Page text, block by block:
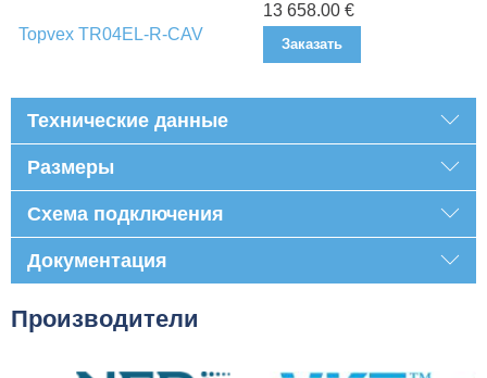
Topvex TR04EL-R-CAV
13 658.00 €
Заказать
Технические данные
Размеры
Схема подключения
Документация
Производители